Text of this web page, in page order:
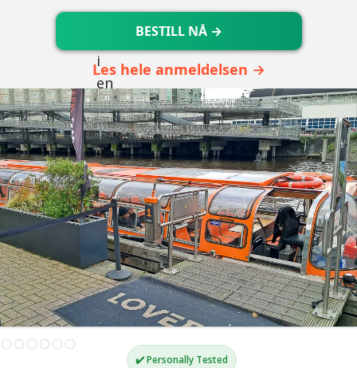
BESTILL NÅ →
Les hele anmeldelsen →
✔️ Personally Tested